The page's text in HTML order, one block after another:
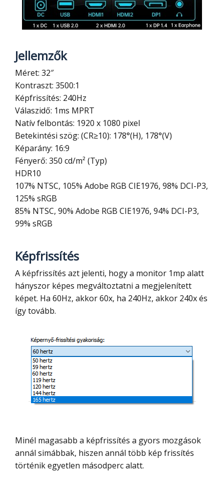
Jellemzők
Méret: 32″
Kontraszt: 3500:1
Képfrissítés: 240Hz
Válaszidő: 1ms MPRT
Natív felbontás: 1920 x 1080 pixel
Betekintési szög: (CR≥10): 178°(H), 178°(V)
Képarány: 16:9
Fényerő: 350 cd/m² (Typ)
HDR10
107% NTSC, 105% Adobe RGB CIE1976, 98% DCI-P3,
125% sRGB
85% NTSC, 90% Adobe RGB CIE1976, 94% DCI-P3,
99% sRGB
Képfrissítés
A képfrissítés azt jelenti, hogy a monitor 1mp alatt
hányszor képes megváltoztatni a megjelenített
képet. Ha 60Hz, akkor 60x, ha 240Hz, akkor 240x és
így tovább.
Minél magasabb a képfrissítés a gyors mozgások
annál simábbak, hiszen annál több kép frissítés
történik egyetlen másodperc alatt.